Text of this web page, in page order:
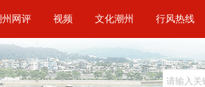
州网评 视频 文化潮州 行风热线